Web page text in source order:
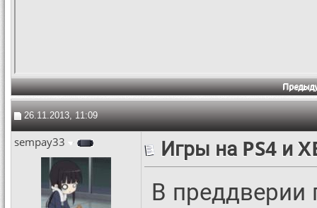
26.11.2013, 11:09
sempay33 Игры на PS4 и
В преддверии